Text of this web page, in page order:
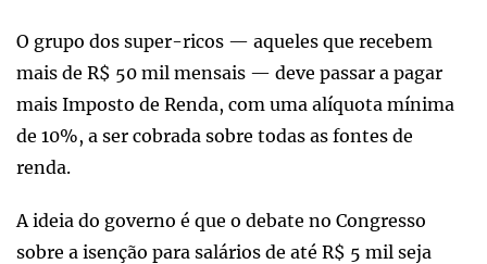
O grupo dos super-ricos — aqueles que recebem
mais de R$ 50 mil mensais — deve passar a pagar
mais Imposto de Renda, com uma alíquota mínima
de 10%, a ser cobrada sobre todas as fontes de
renda.
A ideia do governo é que o debate no Congresso
sobre a isenção para salários de até R$ 5 mil seja